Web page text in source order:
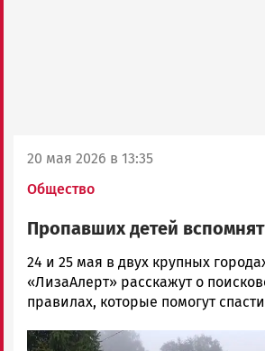
20 мая 2026 в 13:35
Общество
Пропавших детей
Ольга
Гаврилова
Новости
и
24 и 25 мая в двух крупных
«ЛизаАлерт» расскажут о
правилах, которые помогут
Image